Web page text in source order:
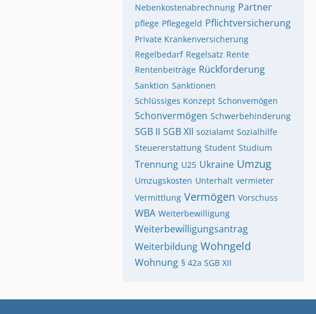
Nebenkostenabrechnung Partner
pflege Pflegegeld Pflichtversicherung
Private Krankenversicherung
Regelbedarf Regelsatz Rente
Rentenbeiträge Rückforderung
Sanktion Sanktionen
Schlüssiges Konzept Schonvemögen
Schonvermögen Schwerbehinderung
SGB II SGB XII sozialamt Sozialhilfe
Steuererstattung Student Studium
Trennung U25 Ukraine Umzug
Umzugskosten Unterhalt vermieter
Vermittlung Vermögen Vorschuss
WBA Weiterbewilligung
Weiterbewilligungsantrag
Weiterbildung Wohngeld
Wohnung § 42a SGB XII